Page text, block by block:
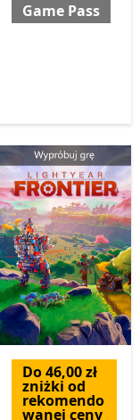
Game Pass
Do 46,00 zł
zniżki od
rekomendo
wanej ceny